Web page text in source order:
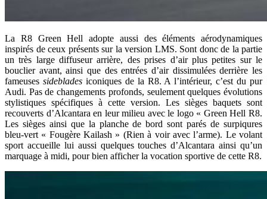
La R8 Green Hell adopte aussi des éléments aérodynamiques
inspirés de ceux présents sur la version LMS. Sont donc de la partie
un très large diffuseur arrière, des prises d’air plus petites sur le
bouclier avant, ainsi que des entrées d’air dissimulées derrière les
fameuses sidebladesiconiques de la R8. A l’intérieur, c’est du pur
Audi. Pas de changements profonds, seulement quelques évolutions
stylistiques spécifiques à cette version. Les sièges baquets sont
recouverts d’Alcantara en leur milieu avec le logo « Green Hell R8.
Les sièges ainsi que la planche de bord sont parés de surpiqures
bleu-vert « Fougère Kailash » (Rien à voir avec l’arme). Le volant
sport accueille lui aussi quelques touches d’Alcantara ainsi qu’un
marquage à midi, pour bien afficher la vocation sportive de cette R8.